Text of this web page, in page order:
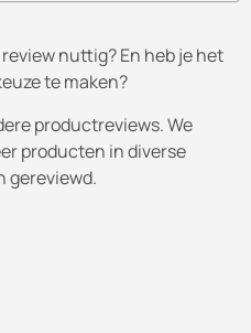
nuttig? En heb je het
te maken?
productreviews. We
producten in diverse
gereviewd.